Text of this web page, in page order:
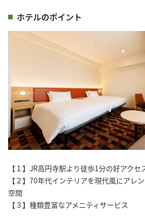
ホテルのポイント
【１】JR高円寺駅より徒歩1分の好アクセ
【２】70年代インテリアを現代風にアレ
空間
【３】種類豊富なアメニティサービス